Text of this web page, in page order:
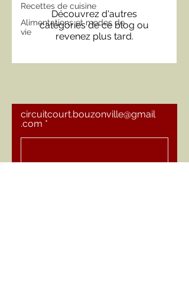
Recettes de cuisine
Alimentations et modes de
vie
Découvrez d'autres
catégories de ce blog ou
revenez plus tard.
circuitcourt.bouzonville@gmail
.com